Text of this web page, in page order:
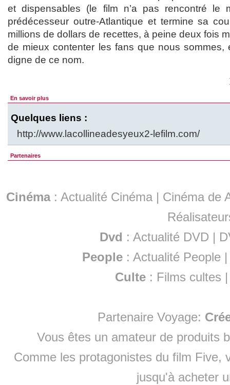
et dispensables (le film n’a pas rencontré le
prédécesseur outre-Atlantique et termine sa
millions de dollars de recettes, à peine deux fois
de mieux contenter les fans que nous sommes,
digne de ce nom.
En savoir plus
Quelques liens :
http://www.lacollineadesyeux2-lefilm.com/
Partenaires
Cinéma: Actualité Cinéma | Cinéma de
Dvd : Actualité DVD |
People :Actualité People
Culte : Films cultes
Partenaire Voyage:
Vous êtes un amateur de produits
Comme les protagonistes du film Five,
jusqu'à acheter